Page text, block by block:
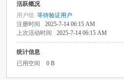
活跃概况
用户组 等待验证用户
注册时间
2025-7-14 06:15 AM
上次活动时间
2025-7-14 06:15 AM
统计信息
已用空间
0 B